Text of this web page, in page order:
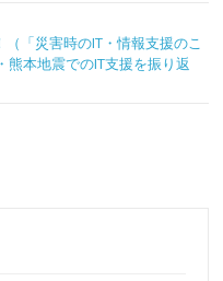
「災害時のIT・情報支援のこ
本地震でのIT支援を振り返